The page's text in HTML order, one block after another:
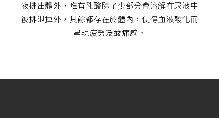
液排出體外，唯有乳酸除了少部分會溶解在尿液中
被排泄掉外，其餘都存在於體內，使得血液酸化而
呈現疲勞及酸痛感。